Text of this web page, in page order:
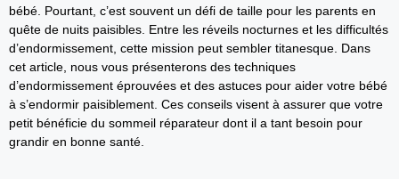
bébé. Pourtant, c’est souvent un défi de taille pour les parents en
quête de nuits paisibles. Entre les réveils nocturnes et les difficultés
d’endormissement, cette mission peut sembler titanesque. Dans
cet article, nous vous présenterons des techniques
d’endormissement éprouvées et des astuces pour aider votre bébé
à s’endormir paisiblement. Ces conseils visent à assurer que votre
petit bénéficie du sommeil réparateur dont il a tant besoin pour
grandir en bonne santé.